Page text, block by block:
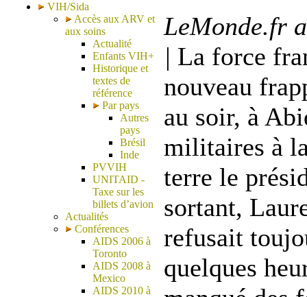
VIH/Sida
Accès aux ARV et
aux soins
Actualité
Enfants VIH+
Historique et
textes de
référence
Par pays
Autres
pays
Brésil
Inde
PVVIH
UNITAID -
Taxe sur les
billets d’avion
Actualités
Conférences
AIDS 2006 à
Toronto
AIDS 2008 à
Mexico
AIDS 2010 à
LeMonde.fr
| La force
nouveau
au soir, à
militaires à
terre le
sortant,
refusait
quelques